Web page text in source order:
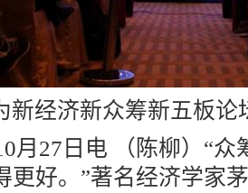
新经济新众筹新五板论
月27日电 （陈柳）“
更好。”著名经济学家